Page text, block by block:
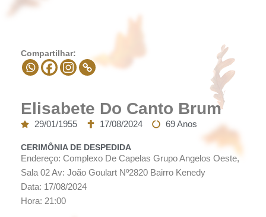
Compartilhar:
Elisabete Do Canto Brum
29/01/1955 17/08/2024 69 Anos
CERIMÔNIA DE DESPEDIDA
Endereço: Complexo De Capelas Grupo Angelos Oeste,
Sala 02 Av: João Goulart Nº2820 Bairro Kenedy
Data: 17/08/2024
Hora: 21:00